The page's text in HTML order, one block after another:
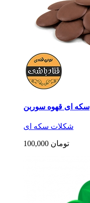
سکه ای قهوه سوربن
شکلات سکه ای
100,000 تومان